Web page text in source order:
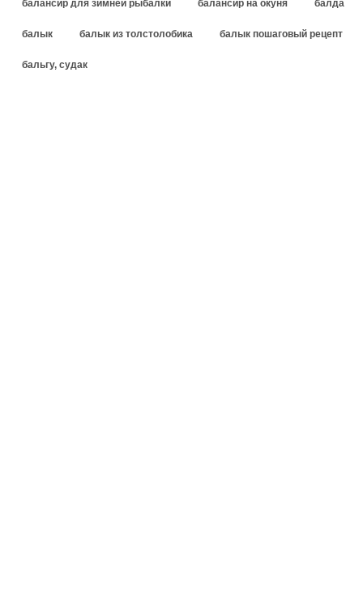
балансир для зимней рыбалки балансир на окуня балда
балык балык из толстолобика балык пошаговый рецепт
бальгу, судак